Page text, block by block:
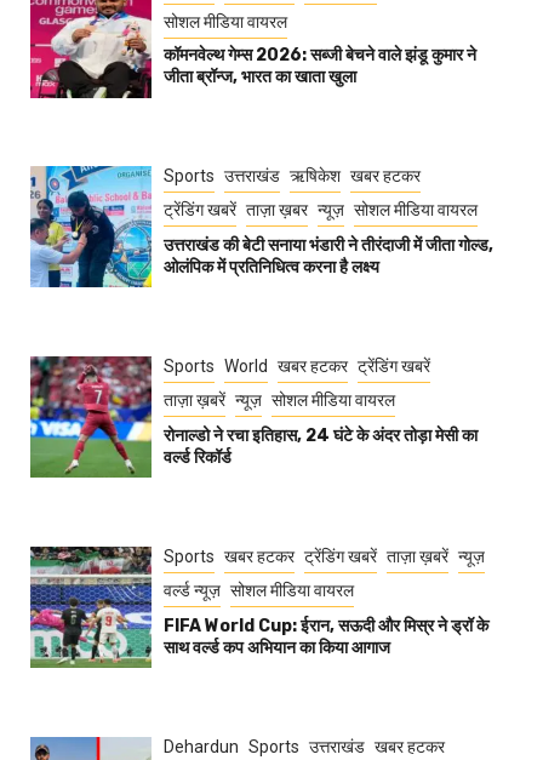
सोशल मीडिया वायरल
कॉमनवेल्थ गेम्स 2026: सब्जी बेचने वाले झंडू कुमार ने
जीता ब्रॉन्ज, भारत का खाता खुला
Sports उत्तराखंड ऋषिकेश खबर हटकर
ट्रेंडिंग खबरें ताज़ा ख़बर न्यूज़ सोशल मीडिया वायरल
उत्तराखंड की बेटी सनाया भंडारी ने तीरंदाजी में जीता गोल्ड,
ओलंपिक में प्रतिनिधित्व करना है लक्ष्य
Sports World खबर हटकर ट्रेंडिंग खबरें
ताज़ा ख़बरें न्यूज़ सोशल मीडिया वायरल
रोनाल्डो ने रचा इतिहास, 24 घंटे के अंदर तोड़ा मेसी का
वर्ल्ड रिकॉर्ड
Sports खबर हटकर ट्रेंडिंग खबरें ताज़ा ख़बरें न्यूज़
वर्ल्ड न्यूज़ सोशल मीडिया वायरल
FIFA World Cup: ईरान, सऊदी और मिस्र ने ड्रॉ के
साथ वर्ल्ड कप अभियान का किया आगाज
Dehardun Sports उत्तराखंड खबर हटकर